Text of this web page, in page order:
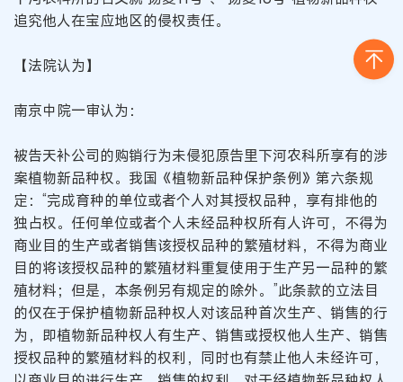
追究他人在宝应地区的侵权责任。
【法院认为】
南京中院一审认为：
被告天补公司的购销行为未侵犯原告里下河农科所享有的涉
案植物新品种权。我国《植物新品种保护条例》第六条规
定：“完成育种的单位或者个人对其授权品种，享有排他的
独占权。任何单位或者个人未经品种权所有人许可，不得为
商业目的生产或者销售该授权品种的繁殖材料，不得为商业
目的将该授权品种的繁殖材料重复使用于生产另一品种的繁
殖材料；但是，本条例另有规定的除外。”此条款的立法目
的仅在于保护植物新品种权人对该品种首次生产、销售的行
为，即植物新品种权人有生产、销售或授权他人生产、销售
授权品种的繁殖材料的权利，同时也有禁止他人未经许可，